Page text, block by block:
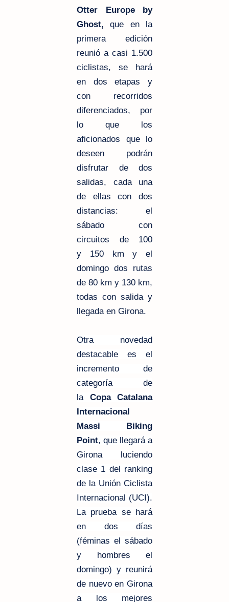
Otter Europe by
Ghost, que en la
primera edición
reunió a casi 1.500
ciclistas, se hará
en dos etapas y
con recorridos
diferenciados, por
lo que los
aficionados que lo
deseen podrán
disfrutar de dos
salidas, cada una
de ellas con dos
distancias: el
sábado con
circuitos de 100
y 150 km y el
domingo dos rutas
de 80 km y 130 km,
todas con salida y
llegada en Girona.
Otra novedad
destacable es el
incremento de
categoría de
la Copa Catalana
Internacional
Massi Biking
Point, que llegará a
Girona luciendo
clase 1 del ranking
de la Unión Ciclista
Internacional (UCI).
La prueba se hará
en dos días
(féminas el sábado
y hombres el
domingo) y reunirá
de nuevo en Girona
a los mejores